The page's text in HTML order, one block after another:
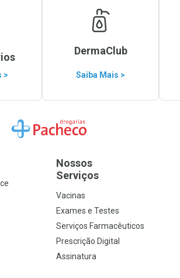
>
DermaClub
Saiba Mais >
Ir para a Home
Nossos
Serviços
Vacinas
Exames e Testes
Serviços Farmacêuticos
Prescrição Digital
Assinatura